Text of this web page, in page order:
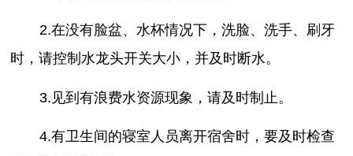
2.在没有脸盆、水杯情况下，洗脸、洗手、刷牙
时，请控制水龙头开关大小，并及时断水。
3.见到有浪费水资源现象，请及时制止。
4.有卫生间的寝室人员离开宿舍时，要及时检查